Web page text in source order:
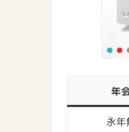
年
永年